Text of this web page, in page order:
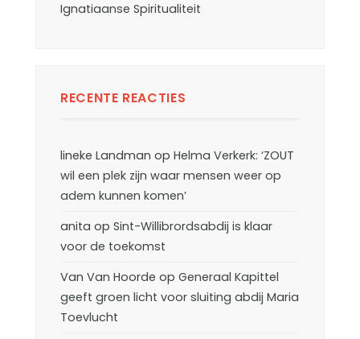
Ignatiaanse Spiritualiteit
RECENTE REACTIES
lineke Landman op Helma Verkerk: ‘ZOUT
wil een plek zijn waar mensen weer op
adem kunnen komen’
anita op Sint-Willibrordsabdij is klaar
voor de toekomst
Van Van Hoorde op Generaal Kapittel
geeft groen licht voor sluiting abdij Maria
Toevlucht